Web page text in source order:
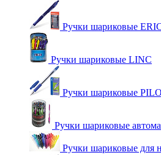
Ручки шариковые
Ручки шариковые LINC
Ручки шариковые
Ручки шариковые
Ручки шариковые для